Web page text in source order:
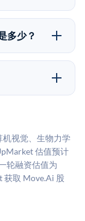
代表双方处
市场将股份出
被收购。两
，投资者应
多少？
资金额为
应情况而有
性不足和信
实际交易价
视觉、生物力学
估值预计
轮融资估值为
取 Move.Ai 股